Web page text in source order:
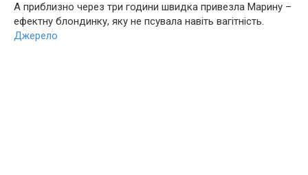
А приблизно через три години швидка привезла Марину –
ефектну блондинку, яку не псувала навіть вaгiтнiсть.
Джерело